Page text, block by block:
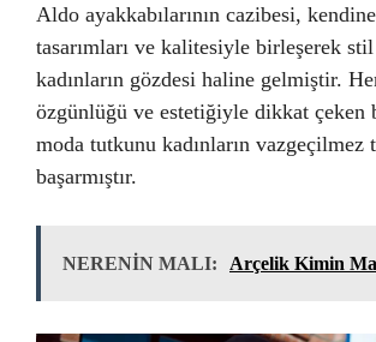
Aldo ayakkabılarının cazibesi,
tasarımları ve kalitesiyle birleşerek
kadınların gözdesi haline gelmiştir.
özgünlüğü ve estetiğiyle dikkat çeken
moda tutkunu kadınların vazgeçilmez
başarmıştır.
NERENİN MALI: Arçelik Kimin